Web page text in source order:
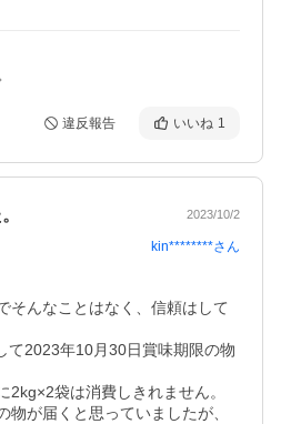
違反報告 いいね 1
2023/10/2
kin********さん
そんなことはなく、信頼はして
て2023年10月30日賞味期限の物
2kg×2袋は消費しきれません。
物が届くと思っていましたが、